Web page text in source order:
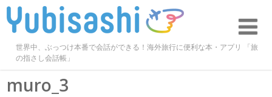
世界中、ぶっつけ本番で会話ができる！海外旅行に便利な本・アプリ 「旅
の指さし会話帳」
muro_3